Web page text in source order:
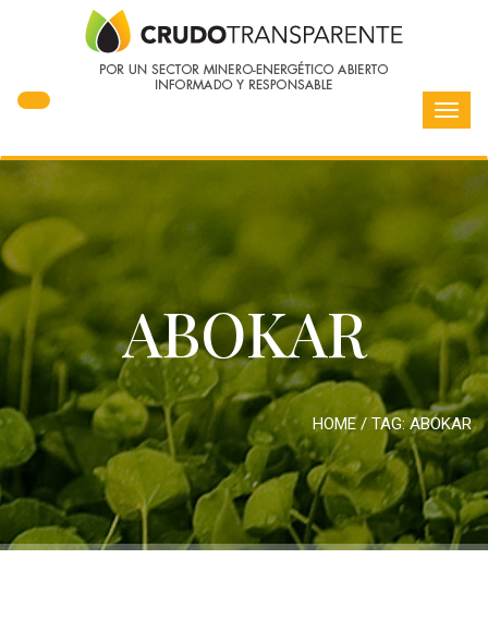
ABOKAR
HOME/ TAG:ABOKAR